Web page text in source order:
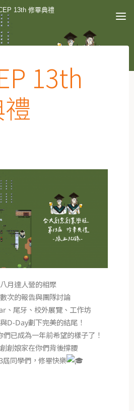
13th 修畢典禮
13th
月達人營的相聚
次的報告與團隊討論
、尾牙、校外展覽、工作坊
D-Day劃下完美的結尾！
已成為一年前希望的樣子了！
創娘家在你們背後撐腰
屆同學們，修畢快樂